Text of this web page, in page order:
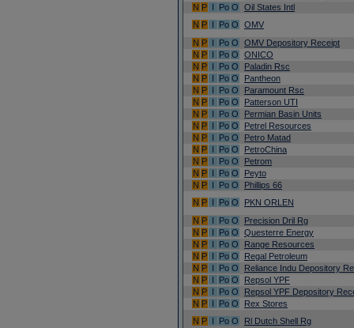
N P I Po O
Oil States Intl
N P I Po O
OMV
N P I Po O
OMV Depository Receipt
N P I Po O
ONICO
N P I Po O
Paladin Rsc
N P I Po O
Pantheon
N P I Po O
Paramount Rsc
N P I Po O
Patterson UTI
N P I Po O
Permian Basin Units
N P I Po O
Petrel Resources
N P I Po O
Petro Matad
N P I Po O
PetroChina
N P I Po O
Petrom
N P I Po O
Peyto
N P I Po O
Phillips 66
N P I Po O
PKN ORLEN
N P I Po O
Precision Dril Rg
N P I Po O
Questerre Energy
N P I Po O
Range Resources
N P I Po O
Regal Petroleum
N P I Po O
Reliance Indu Depository
N P I Po O
Repsol YPF
N P I Po O
Repsol YPF Depository
N P I Po O
Rex Stores
N P I Po O
Rl Dutch Shell Rg